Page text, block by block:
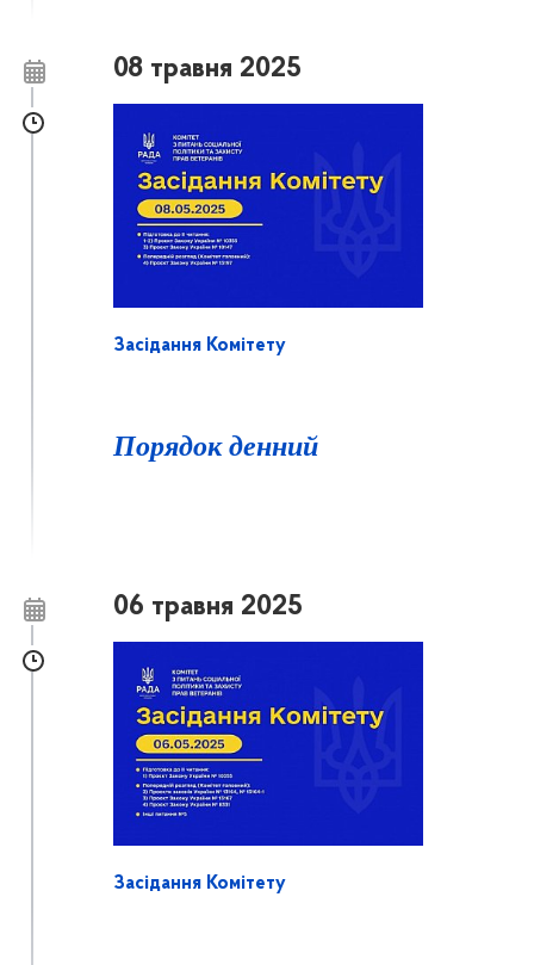
08 травня 2025
Засідання Комітету
Порядок денний
06 травня 2025
Засідання Комітету